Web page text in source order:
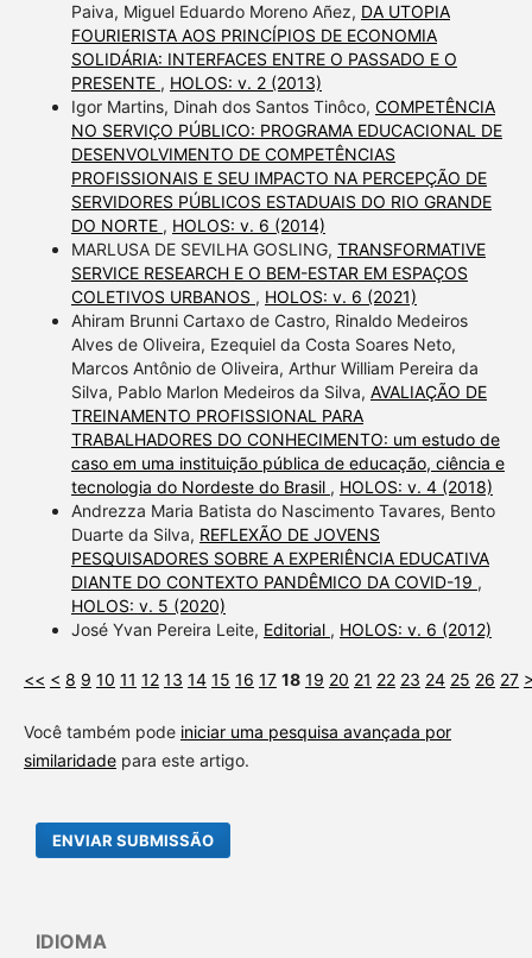
Paiva, Miguel Eduardo Moreno Añez, DA UTOPIA
FOURIERISTA AOS PRINCÍPIOS DE ECONOMIA
SOLIDÁRIA: INTERFACES ENTRE O PASSADO E O
PRESENTE , HOLOS: v. 2 (2013)
Igor Martins, Dinah dos Santos Tinôco, COMPETÊNCIA
NO SERVIÇO PÚBLICO: PROGRAMA EDUCACIONAL DE
DESENVOLVIMENTO DE COMPETÊNCIAS
PROFISSIONAIS E SEU IMPACTO NA PERCEPÇÃO DE
SERVIDORES PÚBLICOS ESTADUAIS DO RIO GRANDE
DO NORTE , HOLOS: v. 6 (2014)
MARLUSA DE SEVILHA GOSLING, TRANSFORMATIVE
SERVICE RESEARCH E O BEM-ESTAR EM ESPAÇOS
COLETIVOS URBANOS , HOLOS: v. 6 (2021)
Ahiram Brunni Cartaxo de Castro, Rinaldo Medeiros
Alves de Oliveira, Ezequiel da Costa Soares Neto,
Marcos Antônio de Oliveira, Arthur William Pereira da
Silva, Pablo Marlon Medeiros da Silva, AVALIAÇÃO DE
TREINAMENTO PROFISSIONAL PARA
TRABALHADORES DO CONHECIMENTO: um estudo de
caso em uma instituição pública de educação, ciência e
tecnologia do Nordeste do Brasil , HOLOS: v. 4 (2018)
Andrezza Maria Batista do Nascimento Tavares, Bento
Duarte da Silva, REFLEXÃO DE JOVENS
PESQUISADORES SOBRE A EXPERIÊNCIA EDUCATIVA
DIANTE DO CONTEXTO PANDÊMICO DA COVID-19 ,
HOLOS: v. 5 (2020)
José Yvan Pereira Leite, Editorial , HOLOS: v. 6 (2012)
<< < 8 9 10 11 12 13 14 15 16 17 18 19 20 21 22 23 24 25 26 27
Você também pode iniciar uma pesquisa avançada por
similaridadepara este artigo.
ENVIAR SUBMISSÃO
IDIOMA